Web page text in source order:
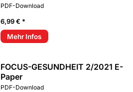
PDF-Download
6,99 € *
Mehr Infos
FOCUS-GESUNDHEIT 2/2021 E-
Paper
PDF-Download